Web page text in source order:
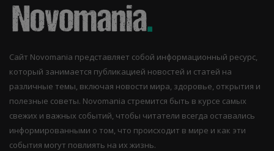
Сайт Novomania представляет собой информационный ресурс,
который занимается публикацией новостей и статей на
различные темы, включая новости мира, здоровье, открытия и
полезные советы. Novomania стремится быть в курсе самых
свежих и важных событий, чтобы читатели всегда оставались
информированными о том, что происходит в мире и как эти
события могут повлиять на их жизнь.